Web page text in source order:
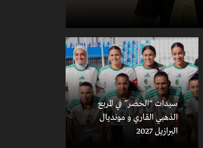
سيدات “الخضر” في المربع
الذهبي القاري و مونديال
البرازيل 2027